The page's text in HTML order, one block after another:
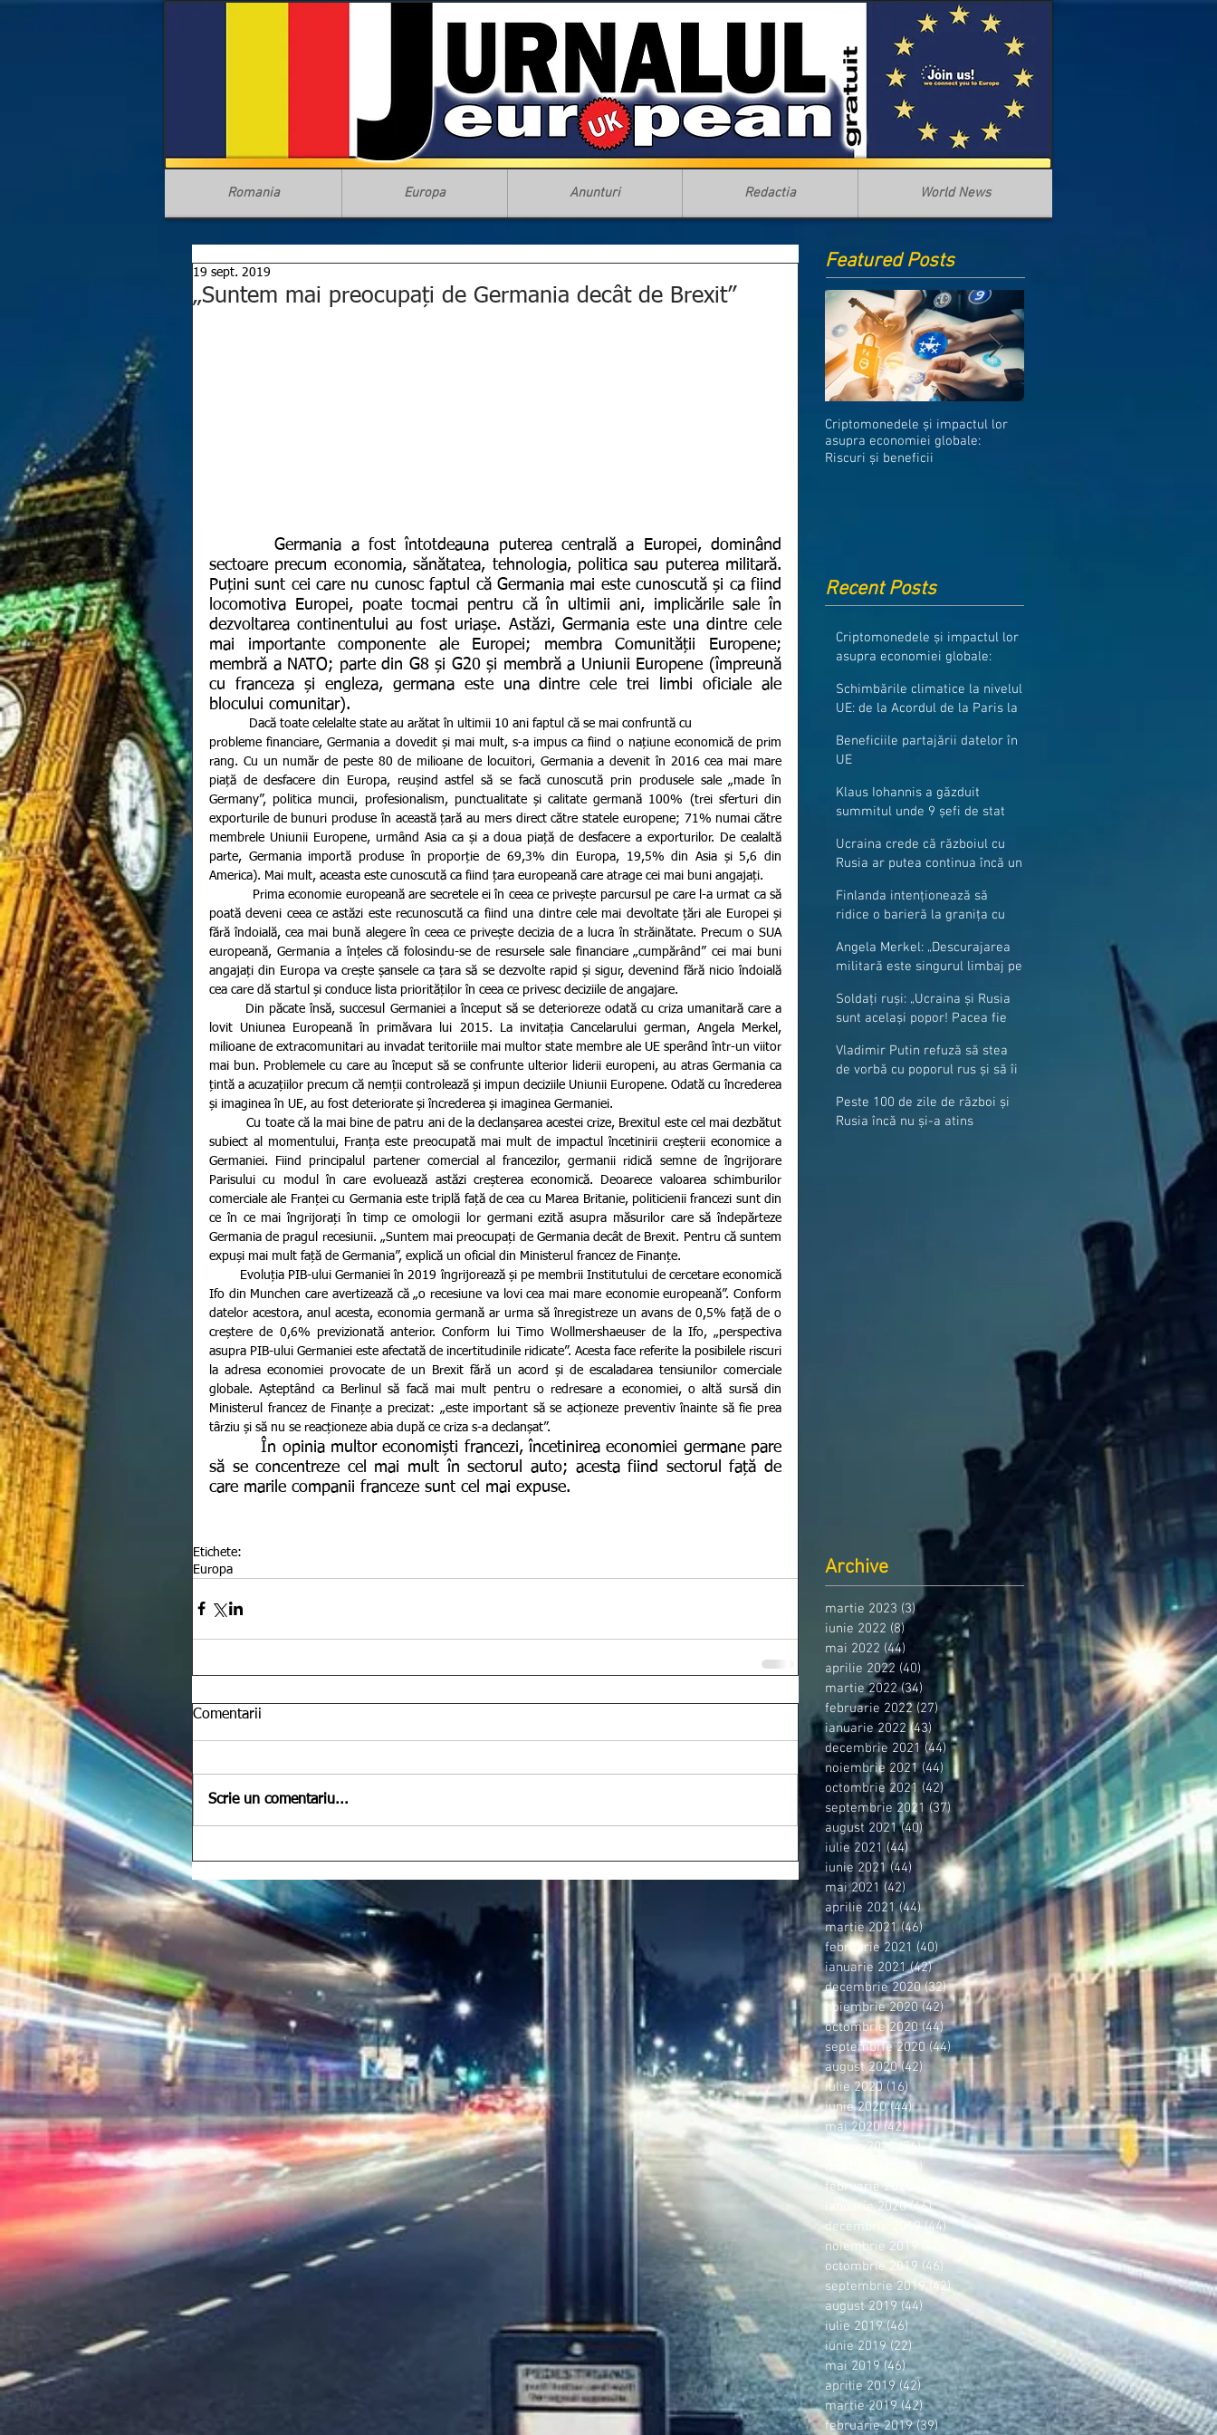
Romania Europa Anunturi Redactia World News
„Suntem mai preocupați de Germania decât de Brexit”
19 sept. 2019
       Germania a fost întotdeauna puterea centrală a Europei, dominând
sectoare precum economia, sănătatea, tehnologia, politica sau puterea militară.
Puțini sunt cei care nu cunosc faptul că Germania mai este cunoscută și ca fiind
locomotiva Europei, poate tocmai pentru că în ultimii ani, implicările sale în
dezvoltarea continentului au fost uriașe. Astăzi, Germania este una dintre cele
mai importante componente ale Europei; membra Comunității Europene;
membră a NATO; parte din G8 și G20 și membră a Uniunii Europene (împreună
cu franceza și engleza, germana este una dintre cele trei limbi oficiale ale
blocului comunitar).
           Dacă toate celelalte state au arătat în ultimii 10 ani faptul că se mai confruntă cu
probleme financiare, Germania a dovedit și mai mult, s-a impus ca fiind o națiune economică de prim
rang. Cu un număr de peste 80 de milioane de locuitori, Germania a devenit în 2016 cea mai mare
piață de desfacere din Europa, reușind astfel să se facă cunoscută prin produsele sale „made în
Germany”, politica muncii, profesionalism, punctualitate și calitate germană 100% (trei sferturi din
exporturile de bunuri produse în această țară au mers direct către statele europene; 71% numai către
membrele Uniunii Europene, urmând Asia ca și a doua piață de desfacere a exporturilor. De cealaltă
parte, Germania importă produse în proporție de 69,3% din Europa, 19,5% din Asia și 5,6 din
America). Mai mult, aceasta este cunoscută ca fiind țara europeană care atrage cei mai buni angajați.
poată deveni ceea ce astăzi este recunoscută ca fiind una dintre cele mai devoltate țări ale Europei și
fără îndoială, cea mai bună alegere în ceea ce privește decizia de a lucra în străinătate. Precum o SUA
europeană, Germania a înțeles că folosindu-se de resursele sale financiare „cumpărând” cei mai buni
angajați din Europa va crește șansele ca țara să se dezvolte rapid și sigur, devenind fără nicio îndoială
cea care dă startul și conduce lista priorităților în ceea ce privesc deciziile de angajare.
lovit Uniunea Europeană în primăvara lui 2015. La invitația Cancelarului german, Angela Merkel,
milioane de extracomunitari au invadat teritoriile mai multor state membre ale UE sperând într-un viitor
mai bun. Problemele cu care au început să se confrunte ulterior liderii europeni, au atras Germania ca
țintă a acuzațiilor precum că nemții controlează și impun deciziile Uniunii Europene. Odată cu încrederea
și imaginea în UE, au fost deteriorate și încrederea și imaginea Germaniei.
          Cu toate că la mai bine de patru ani de la declanșarea acestei crize, Brexitul este cel mai dezbătut
subiect al momentului, Franța este preocupată mai mult de impactul încetinirii creșterii economice a
Germaniei. Fiind principalul partener comercial al francezilor, germanii ridică semne de îngrijorare
Parisului cu modul în care evoluează astăzi creșterea economică. Deoarece valoarea schimburilor
comerciale ale Franței cu Germania este triplă față de cea cu Marea Britanie, politicienii francezi sunt din
ce în ce mai îngrijorați în timp ce omologii lor germani ezită asupra măsurilor care să îndepărteze
Germania de pragul recesiunii. „Suntem mai preocupați de Germania decât de Brexit. Pentru că suntem
expuși mai mult față de Germania”, explică un oficial din Ministerul francez de Finanțe.
Ifo din Munchen care avertizează că „o recesiune va lovi cea mai mare economie europeană”. Conform
datelor acestora, anul acesta, economia germană ar urma să înregistreze un avans de 0,5% față de o
creștere de 0,6% previzionată anterior. Conform lui Timo Wollmershaeuser de la Ifo, „perspectiva
asupra PIB-ului Germaniei este afectată de incertitudinile ridicate”. Acesta face referite la posibilele riscuri
la adresa economiei provocate de un Brexit fără un acord și de escaladarea tensiunilor comerciale
globale. Așteptând ca Berlinul să facă mai mult pentru o redresare a economiei, o altă sursă din
Ministerul francez de Finanțe a precizat: „este important să se acționeze preventiv înainte să fie prea
târziu și să nu se reacționeze abia după ce criza s-a declanșat”.
         În opinia multor economiști francezi, încetinirea economiei germane pare
să se concentreze cel mai mult în sectorul auto; acesta fiind sectorul față de
care marile companii franceze sunt cel mai expuse.
Etichete:
Europa
Comentarii
Scrie un comentariu...
Featured Posts
Criptomonedele și impactul lor
asupra economiei globale:
Riscuri și beneficii
Recent Posts
Criptomonedele și impactul lor
asupra economiei globale:
Schimbările climatice la nivelul
UE: de la Acordul de la Paris la
Beneficiile partajării datelor în
UE
Klaus Iohannis a găzduit
summitul unde 9 șefi de stat
granițe
Ucraina crede că războiul cu
Rusia ar putea continua încă un
Finlanda intenționează să
ridice o barieră la granița cu
Angela Merkel: „Descurajarea
militară este singurul limbaj pe
Soldați ruși: „Ucraina și Rusia
sunt același popor! Pacea fie
Vladimir Putin refuză să stea
de vorbă cu poporul rus și să îi
Peste 100 de zile de război și
Rusia încă nu și-a atins
Archive
martie 2023 (3)3 postări
iunie 2022 (8)8 postări
mai 2022 (44) 44 postări
aprilie 2022 (40)40 postări
martie 2022 (34) 34 postări
februarie 2022 (27)27 postări
ianuarie 2022 (43) 43 postări
decembrie 2021 (44)44 postări
noiembrie 2021 (44) 44 postări
octombrie 2021 (42)42 postări
septembrie 2021 (37)37 postări
august 2021 (40)40 postări
iulie 2021 (44)44 postări
iunie 2021 (44) 44 postări
mai 2021 (42) 42 postări
aprilie 2021 (44)44 postări
martie 2021 (46)46 postări
februarie 2021 (40)40 postări
ianuarie 2021 (42)42 postări
decembrie 2020 (32)32 postări
noiembrie 2020 (42) 42 postări
octombrie 2020 (44)44 postări
septembrie 2020 (44)44 postări
august 2020 (42)42 postări
iulie 2020 (16)16 postări
iunie 2020 (44)44 postări
mai 2020 (42)42 postări
aprilie 2020 (36)36 postări
martie 2020
(44) 44 postări
februarie 2020
38 postări
ianuarie 2020 (46)46 postări
decembrie 2019 (44)44 postări
noiembrie 2019
42 postări
octombrie 2019 (46) 46 postări
septembrie 2019 (42)42 postări
august 2019 (44) 44 postări
iulie 2019 (46) 46 postări
iunie 2019 (22) 22 postări
mai 2019 (46)46 postări
aprilie 2019 (42)42 postări
martie 2019 (42)42 postări
februarie 2019 (39)39 postări